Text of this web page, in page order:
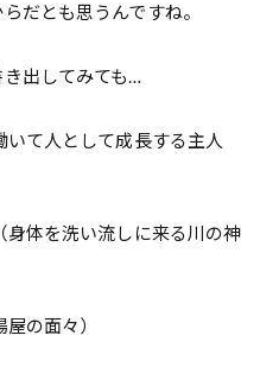
だとも思うんですね。
出してみても…
いて人として成長する主人
身体を洗い流しに来る川の神
の面々）